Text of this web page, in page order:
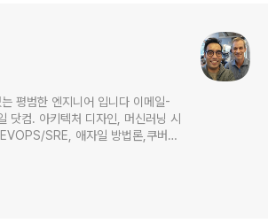
평범한 엔지니어 입니다 이메일-
컴. 아키텍처 디자인, 머신러닝 시
SRE, 애자일 방법론,쿠버네
다. Linkedin :
in/terrycho75/